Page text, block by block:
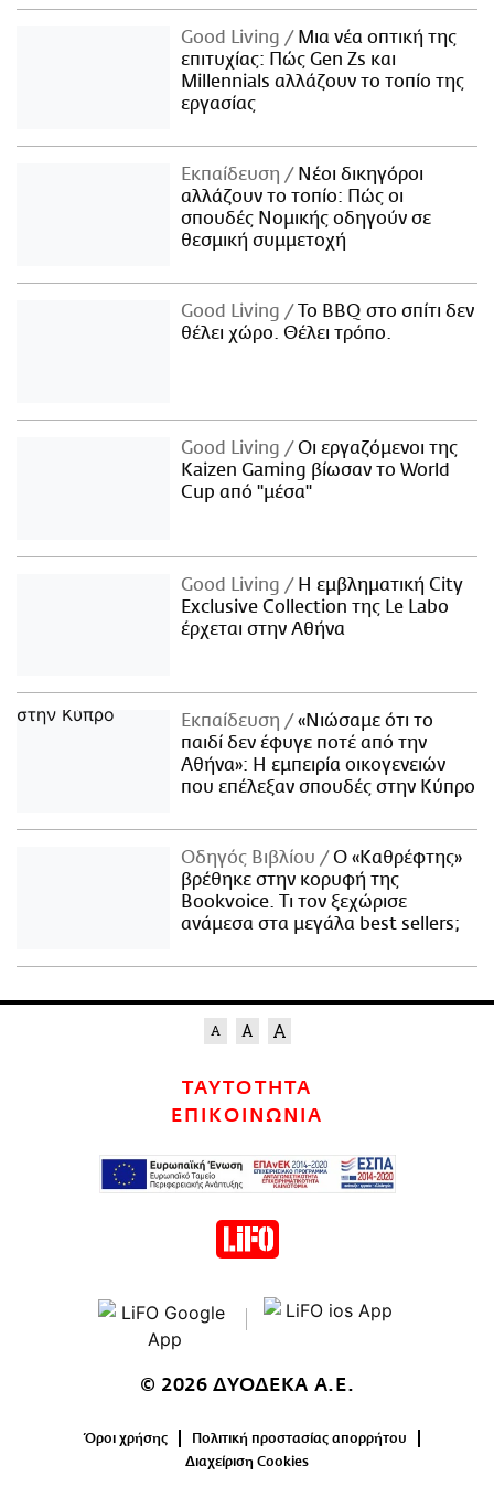
Good Living
Μια νέα οπτική της
επιτυχίας: Πώς Gen Zs και
Millennials αλλάζουν το τοπίο της
εργασίας
Εκπαίδευση
Νέοι δικηγόροι
αλλάζουν το τοπίο: Πώς οι
σπουδές Νομικής οδηγούν σε
θεσμική συμμετοχή
Good Living
Το BBQ στο σπίτι δεν
θέλει χώρο. Θέλει τρόπο.
Good Living
Οι εργαζόμενοι της
Kaizen Gaming βίωσαν το World
Cup από "μέσα"
Good Living
Η εμβληματική City
Exclusive Collection της Le Labo
έρχεται στην Αθήνα
Εκπαίδευση
«Νιώσαμε ότι το
παιδί δεν έφυγε ποτέ από την
Αθήνα»: Η εμπειρία οικογενειών
που επέλεξαν σπουδές στην Κύπρο
Οδηγός Βιβλίου
Ο «Καθρέφτης»
βρέθηκε στην κορυφή της
Bookvoice. Τι τον ξεχώρισε
ανάμεσα στα μεγάλα best sellers;
ΤΑΥΤΟΤΗΤΑ
ΕΠΙΚΟΙΝΩΝΙΑ
© 2026 ΔΥΟΔΕΚΑ Α.Ε.
Όροι χρήσης
Πολιτική προστασίας απορρήτου
Διαχείριση Cookies